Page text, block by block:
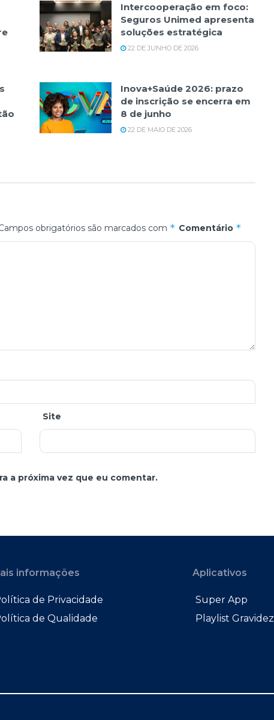
Intercooperação em foco:
Seguros Unimed apresenta
soluções estratégica
22 DE JUNHO DE 2026
Inova+Saúde 2026: prazo
de inscrição se encerra em
8 de junho
22 DE MAIO DE 2026
obrigatórios são marcados com * Comentário *
Site
a próxima vez que eu comentar.
informações
de Privacidade
de Qualidade
Aplicativos
Super App
Playlist Gravidez